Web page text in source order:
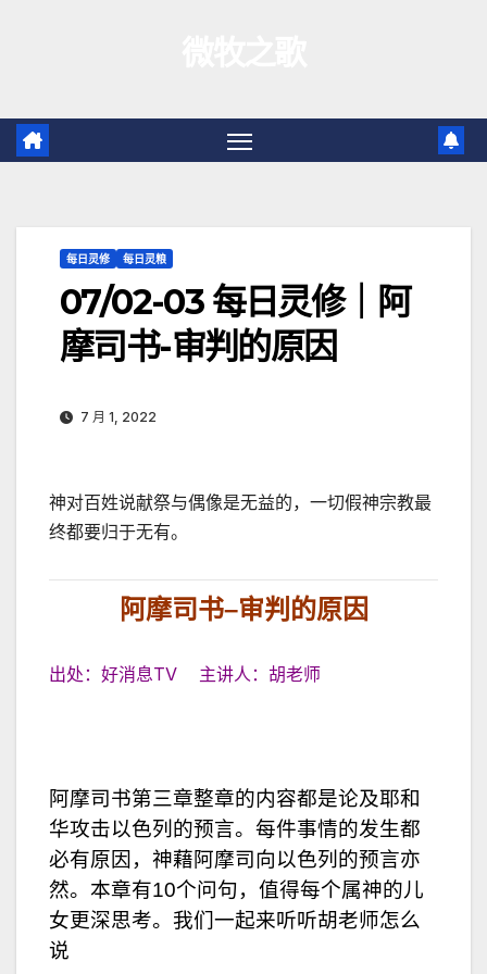
容
每日灵修 每日灵粮
07/02-03 每日灵修｜阿
摩司书-审判的原因
7 月 1, 2022
神对百姓说献祭与偶像是无益的，一切假神宗教最
终都要归于无有。
阿摩司书–审判的原因
出处：好消息TV 主讲人：胡老师
阿摩司书第三章整章的内容都是论及耶和
华攻击以色列的预言。每件事情的发生都
必有原因，神藉阿摩司向以色列的预言亦
然。本章有10个问句，值得每个属神的儿
女更深思考。我们一起来听听胡老师怎么
说